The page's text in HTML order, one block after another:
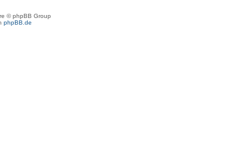
© phpBB Group
phpBB.de